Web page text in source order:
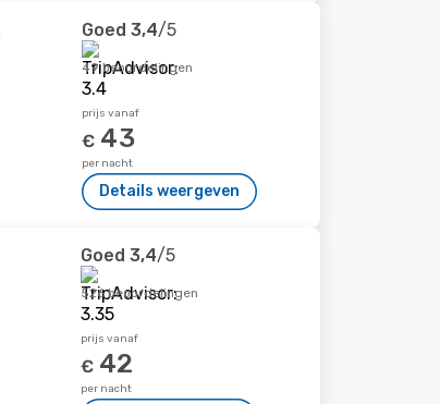
Goed 3,4/5
49 beoordelingen
prijs vanaf
€ 43
per nacht
Details weergeven
Goed 3,4/5
526 beoordelingen
prijs vanaf
€ 42
per nacht